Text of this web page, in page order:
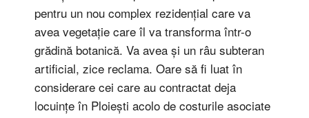
pentru un nou complex rezidențial care va
avea vegetație care îl va transforma într-o
grădină botanică. Va avea și un râu subteran
artificial, zice reclama. Oare să fi luat în
considerare cei care au contractat deja
locuințe în Ploiești acolo de costurile asociate